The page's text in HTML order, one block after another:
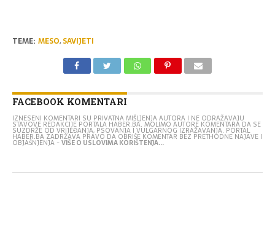
TEME: MESO, SAVIJETI
FACEBOOK KOMENTARI
IZNESENI KOMENTARI SU PRIVATNA MIŠLJENJA AUTORA I NE ODRAŽAVAJU
STAVOVE REDAKCIJE PORTALA HABER.BA. MOLIMO AUTORE KOMENTARA DA SE
SUZDRŽE OD VRIJEĐANJA, PSOVANJA I VULGARNOG IZRAŽAVANJA. PORTAL
HABER.BA ZADRŽAVA PRAVO DA OBRIŠE KOMENTAR BEZ PRETHODNE NAJAVE I
OBJAŠNJENJA -VIŠE O USLOVIMA KORIŠTENJA...